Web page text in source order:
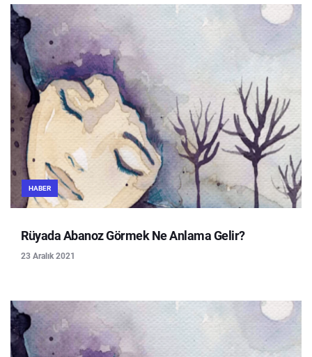
HABER
Rüyada Abanoz Görmek Ne Anlama Gelir?
23 Aralık 2021